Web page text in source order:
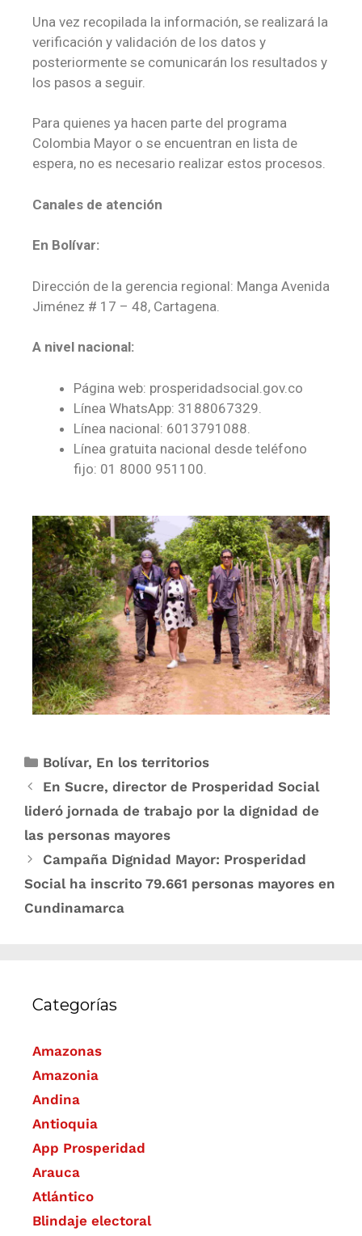
Una vez recopilada la información, se realizará la
verificación y validación de los datos y
posteriormente se comunicarán los resultados y
los pasos a seguir.
Para quienes ya hacen parte del programa
Colombia Mayor o se encuentran en lista de
espera, no es necesario realizar estos procesos.
Canales de atención
En Bolívar:
Dirección de la gerencia regional: Manga Avenida
Jiménez # 17 – 48, Cartagena.
A nivel nacional:
Página web: prosperidadsocial.gov.co
Línea WhatsApp: 3188067329.
Línea nacional: 6013791088.
Línea gratuita nacional desde teléfono
fijo: 01 8000 951100.
Bolívar, En los territorios
En Sucre, director de Prosperidad Social
lideró jornada de trabajo por la dignidad de
las personas mayores
Campaña Dignidad Mayor: Prosperidad
Social ha inscrito 79.661 personas mayores en
Cundinamarca
Categorías
Amazonas
Amazonia
Andina
Antioquia
App Prosperidad
Arauca
Atlántico
Blindaje electoral